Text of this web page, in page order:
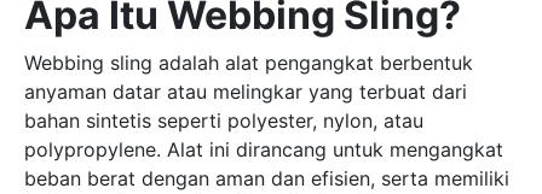
Apa Itu Webbing Sling?
Webbing sling adalah alat pengangkat berbentuk
anyaman datar atau melingkar yang terbuat dari
bahan sintetis seperti polyester, nylon, atau
polypropylene. Alat ini dirancang untuk mengangkat
beban berat dengan aman dan efisien, serta memiliki